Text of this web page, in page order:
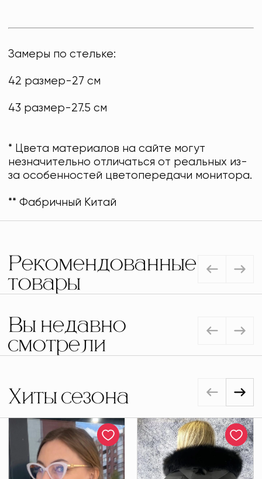
Замеры по стельке:
42 размер-27 см
43 размер-27.5 см
* Цвета материалов на сайте могут
незначительно отличаться от реальных из-
за особенностей цветопередачи монитора.
** Фабричный Китай
Рекомендованные
товары
Вы недавно
смотрели
Хиты сезона